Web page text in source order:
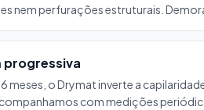
nem perfurações estruturais.
progressiva
meses, o Drymat inverte a
com medições